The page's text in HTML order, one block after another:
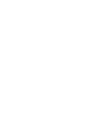
till blogginlägget.
Din mailadress kommer inte att publiceras